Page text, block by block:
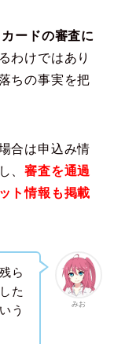
ードの審査に
わけではあり
ちの事実を把
合は申込み情
、審査を通過
ト情報も掲載
みお
ら
た
う